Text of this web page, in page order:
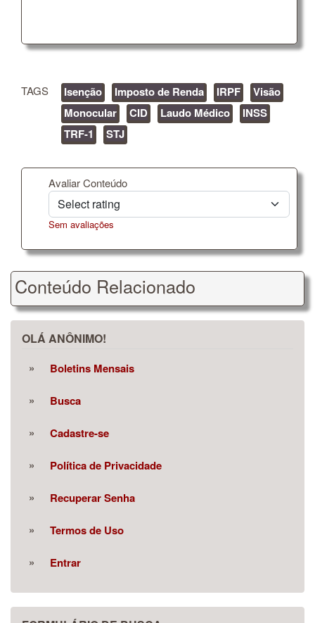
TAGS Isenção Imposto de Renda IRPF
Visão
Monocular
CID Laudo Médico
INSS
TRF-1
STJ
Avaliar Conteúdo
Sem avaliações
Conteúdo Relacionado
OLÁ ANÔNIMO!
Boletins Mensais
Busca
Cadastre-se
Política de Privacidade
Recuperar Senha
Termos de Uso
Entrar